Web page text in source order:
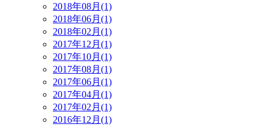
2018年08月(1)
2018年06月(1)
2018年02月(1)
2017年12月(1)
2017年10月(1)
2017年08月(1)
2017年06月(1)
2017年04月(1)
2017年02月(1)
2016年12月(1)